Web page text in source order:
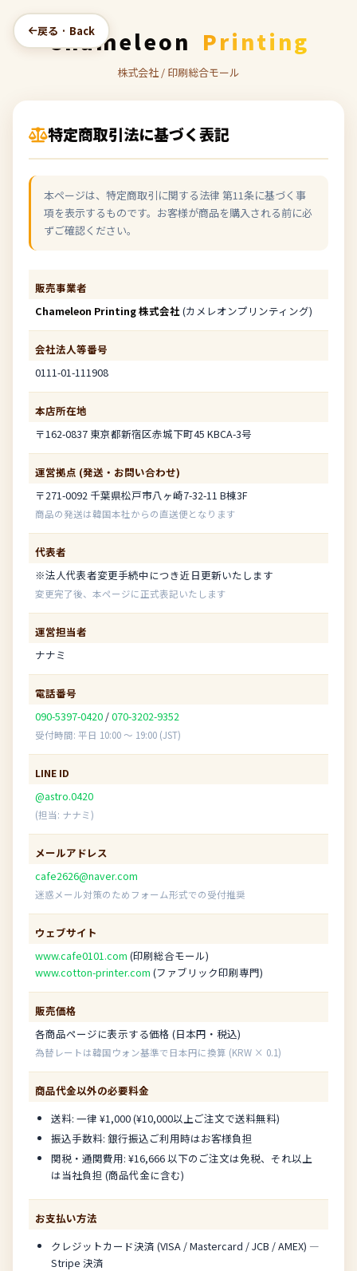
戻る · Back
Chameleon Printing
株式会社 / 印刷総合モール
特定商取引法に基づく表記
本ページは、特定商取引に関する法律 第11条に基づく事
項を表示するものです。お客様が商品を購入される前に必
ずご確認ください。
販売事業者
Chameleon Printing 株式会社(カメレオンプリンティング)
会社法人等番号
0111-01-111908
本店所在地
〒162-0837 東京都新宿区赤城下町45 KBCA-3号
運営拠点 (発送・お問い合わせ)
〒271-0092 千葉県松戸市八ヶ崎7-32-11 B棟3F
商品の発送は韓国本社からの直送便となります
代表者
※法人代表者変更手続中につき近日更新いたします
変更完了後、本ページに正式表記いたします
運営担当者
ナナミ
電話番号
090-5397-0420 /070-3202-9352
受付時間: 平日 10:00 〜 19:00 (JST)
LINE ID
@astro.0420
(担当: ナナミ)
メールアドレス
cafe2626@naver.com
迷惑メール対策のためフォーム形式での受付推奨
ウェブサイト
www.cafe0101.com (印刷総合モール)
www.cotton-printer.com (ファブリック印刷専門)
販売価格
各商品ページに表示する価格 (日本円・税込)
為替レートは韓国ウォン基準で日本円に換算 (KRW × 0.1)
商品代金以外の必要料金
送料: 一律 ¥1,000 (¥10,000以上ご注文で送料無料)
振込手数料: 銀行振込ご利用時はお客様負担
関税・通関費用: ¥16,666 以下のご注文は免税、それ以上
は当社負担 (商品代金に含む)
お支払い方法
クレジットカード決済 (VISA / Mastercard / JCB / AMEX) —
Stripe 決済